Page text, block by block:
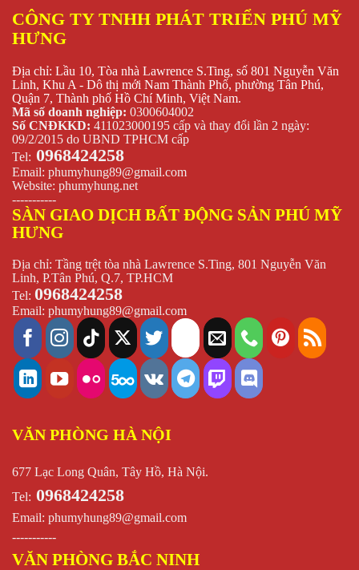
CÔNG TY TNHH PHÁT TRIỂN PHÚ MỸ
HƯNG
Địa chỉ: Lầu 10, Tòa nhà Lawrence S.Ting, số 801 Nguyễn Văn
Linh, Khu A - Dô thị mới Nam Thành Phố, phường Tân Phú,
Quận 7, Thành phố Hồ Chí Minh, Việt Nam.
Mã số doanh nghiệp: 0300604002
Số CNĐKKD: 411023000195 cấp và thay đổi lần 2 ngày:
09/2/2015 do UBND TPHCM cấp
Tel: 0968424258
Email: phumyhung89@gmail.com
Website: phumyhung.net
-----------
SÀN GIAO DỊCH BẤT ĐỘNG SẢN PHÚ MỸ
HƯNG
Địa chỉ: Tầng trệt tòa nhà Lawrence S.Ting, 801 Nguyễn Văn
Linh, P.Tân Phú, Q.7, TP.HCM
Tel: 0968424258
Email: phumyhung89@gmail.com
VĂN PHÒNG HÀ NỘI
677 Lạc Long Quân, Tây Hồ, Hà Nội.
Tel: 0968424258
Email: phumyhung89@gmail.com
-----------
VĂN PHÒNG BẮC NINH